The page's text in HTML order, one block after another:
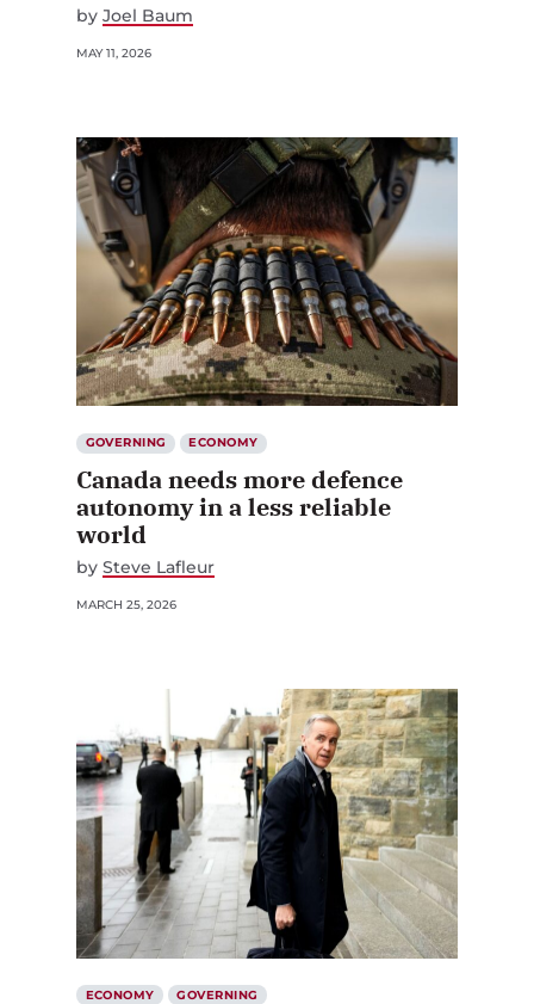
by Joel Baum
MAY 11, 2026
GOVERNING ECONOMY
Canada needs more defence
autonomy in a less reliable
world
by Steve Lafleur
MARCH 25, 2026
ECONOMY GOVERNING